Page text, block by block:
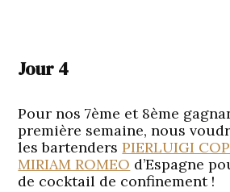
Jour 4
Pour nos 7ème et 8ème
première semaine, nous
les bartendersPIERLUIGI
MIRIAM ROMEO d’Espagne
de cocktail de confinement !